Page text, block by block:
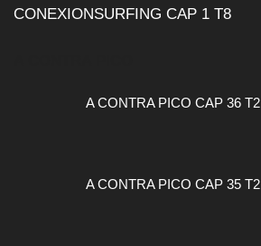
CONEXIONSURFING CAP 1 T8
A CONTRA PICO CAP 36 T2
A CONTRA PICO CAP 35 T2